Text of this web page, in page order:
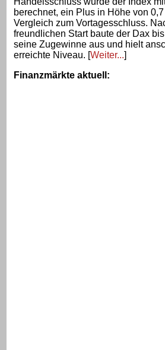
berechnet, ein Plus in Höhe von
Vergleich zum Vortagesschluss.
freundlichen Start baute der Dax
seine Zugewinne aus und hielt
erreichte Niveau. [Weiter...]
Finanzmärkte aktuell :